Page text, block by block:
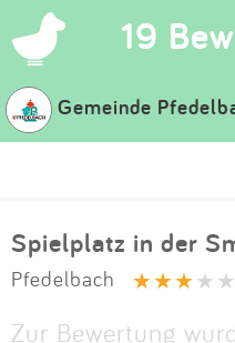
19
Gemeinde
Spielplatz in der
Pfedelbach
Zur Bewertung